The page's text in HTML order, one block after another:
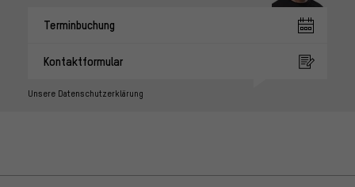
Terminbuchung
Kontaktformular
Unsere Datenschutzerklärung